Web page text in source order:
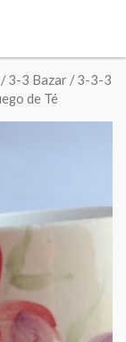
/3-3 Bazar /3-3-3
de Té